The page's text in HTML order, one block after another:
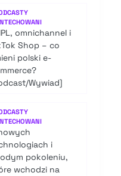
omnichannel i
Shop – co
polski e-
Wywiad]
i
pokoleniu,
wchodzi na